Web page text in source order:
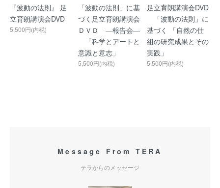
『波動の法則』 足
立育朗講演会DVD
5,500円(内税)
「波動の法則」に基
づく足立育朗講演会
ＤＶＤ ―報告会―
「科学とアートと
意識と意志」
5,500円(内税)
足立育朗講演会DVD
「波動の法則」に
基づく 「自然の仕
組の研究成果とその
実践」
5,500円(内税)
Message From TERA
テラからのメッセージ